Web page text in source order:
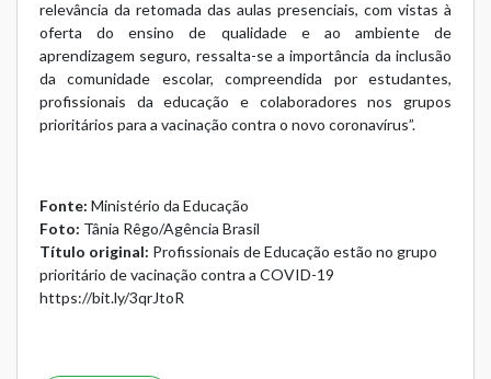
relevância da retomada das aulas presenciais, com vistas à
oferta do ensino de qualidade e ao ambiente de
aprendizagem seguro, ressalta-se a importância da inclusão
da comunidade escolar, compreendida por estudantes,
profissionais da educação e colaboradores nos grupos
prioritários para a vacinação contra o novo coronavírus”.
Fonte: Ministério da Educação
Foto: Tânia Rêgo/Agência Brasil
Título original: Profissionais de Educação estão no grupo
prioritário de vacinação contra a COVID-19
https://bit.ly/3qrJtoR